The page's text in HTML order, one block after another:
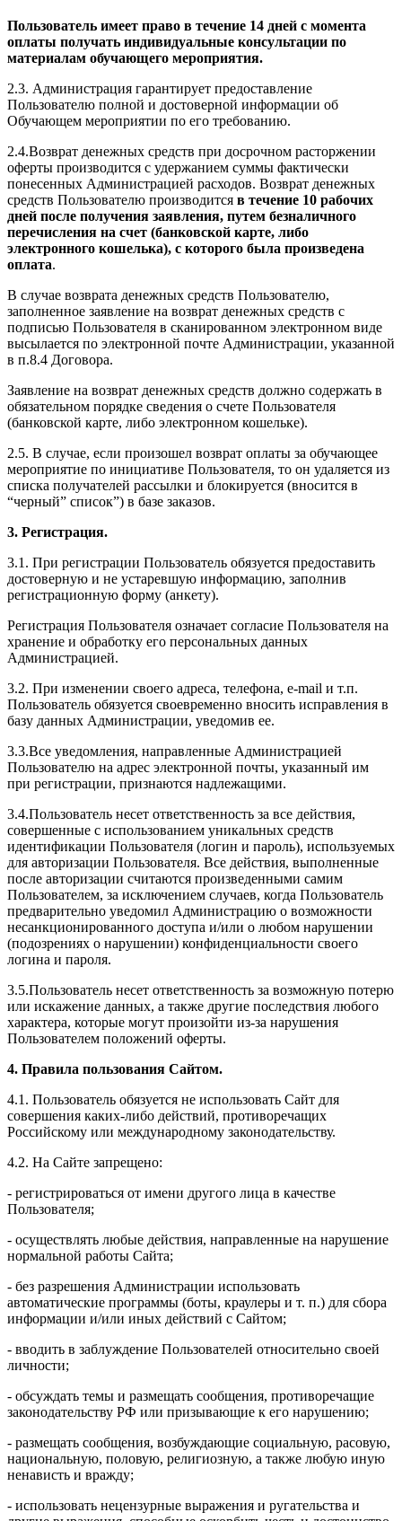
Пользователь имеет право в течение 14 дней с момента
оплаты получать индивидуальные консультации по
материалам обучающего мероприятия.
2.3. Администрация гарантирует предоставление
Пользователю полной и достоверной информации об
Обучающем мероприятии по его требованию.
2.4.Возврат денежных средств при досрочном расторжении
оферты производится с удержанием суммы фактически
понесенных Администрацией расходов. Возврат денежных
средств Пользователю производится в течение 10 рабочих
дней после получения заявления, путем безналичного
перечисления на счет (банковской карте, либо
электронного кошелька), с которого была произведена
оплата.
В случае возврата денежных средств Пользователю,
заполненное заявление на возврат денежных средств с
подписью Пользователя в сканированном электронном виде
высылается по электронной почте Администрации, указанной
в п.8.4 Договора.
Заявление на возврат денежных средств должно содержать в
обязательном порядке сведения о счете Пользователя
(банковской карте, либо электронном кошельке).
2.5. В случае, если произошел возврат оплаты за обучающее
мероприятие по инициативе Пользователя, то он удаляется из
списка получателей рассылки и блокируется (вносится в
“черный” список”) в базе заказов.
3. Регистрация.
3.1. При регистрации Пользователь обязуется предоставить
достоверную и не устаревшую информацию, заполнив
регистрационную форму (анкету).
Регистрация Пользователя означает согласие Пользователя на
хранение и обработку его персональных данных
Администрацией.
3.2. При изменении своего адреса, телефона, e-mail и т.п.
Пользователь обязуется своевременно вносить исправления в
базу данных Администрации, уведомив ее.
3.3.Все уведомления, направленные Администрацией
Пользователю на адрес электронной почты, указанный им
при регистрации, признаются надлежащими.
3.4.Пользователь несет ответственность за все действия,
совершенные с использованием уникальных средств
идентификации Пользователя (логин и пароль), используемых
для авторизации Пользователя. Все действия, выполненные
после авторизации считаются произведенными самим
Пользователем, за исключением случаев, когда Пользователь
предварительно уведомил Администрацию о возможности
несанкционированного доступа и/или о любом нарушении
(подозрениях о нарушении) конфиденциальности своего
логина и пароля.
3.5.Пользователь несет ответственность за возможную потерю
или искажение данных, а также другие последствия любого
характера, которые могут произойти из-за нарушения
Пользователем положений оферты.
4. Правила пользования Сайтом.
4.1. Пользователь обязуется не использовать Сайт для
совершения каких-либо действий, противоречащих
Российскому или международному законодательству.
4.2. На Сайте запрещено:
- регистрироваться от имени другого лица в качестве
Пользователя;
- осуществлять любые действия, направленные на нарушение
нормальной работы Сайта;
- без разрешения Администрации использовать
автоматические программы (боты, краулеры и т. п.) для сбора
информации и/или иных действий с Сайтом;
- вводить в заблуждение Пользователей относительно своей
личности;
- обсуждать темы и размещать сообщения, противоречащие
законодательству РФ или призывающие к его нарушению;
- размещать сообщения, возбуждающие социальную, расовую,
национальную, половую, религиозную, а также любую иную
ненависть и вражду;
- использовать нецензурные выражения и ругательства и